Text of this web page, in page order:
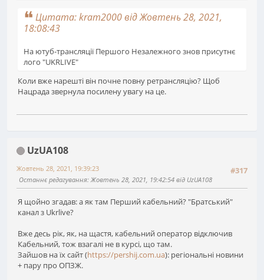
Цитата: kram2000 від Жовтень 28, 2021,
18:08:43
На ютуб-трансляції Першого Незалежного знов присутнє
лого "UKRLIVE"
Коли вже нарешті він почне повну ретрансляцію? Щоб
Нацрада звернула посилену увагу на це.
UzUA108
#317
Жовтень 28, 2021, 19:39:23
Останнє редагування: Жовтень 28, 2021, 19:42:54 від UzUA108
Я щойно згадав: а як там Перший кабельний? "Братський"
канал з Ukrlive?
Вже десь рік, як, на щастя, кабельний оператор відключив
Кабельний, тож взагалі не в курсі, що там.
Зайшов на їх сайт (https://pershij.com.ua): регіональні новини
+ пару про ОПЗЖ.